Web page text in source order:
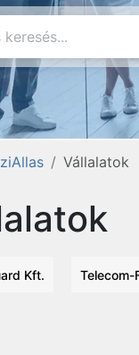
Vállalatok
Kft. Telecom-